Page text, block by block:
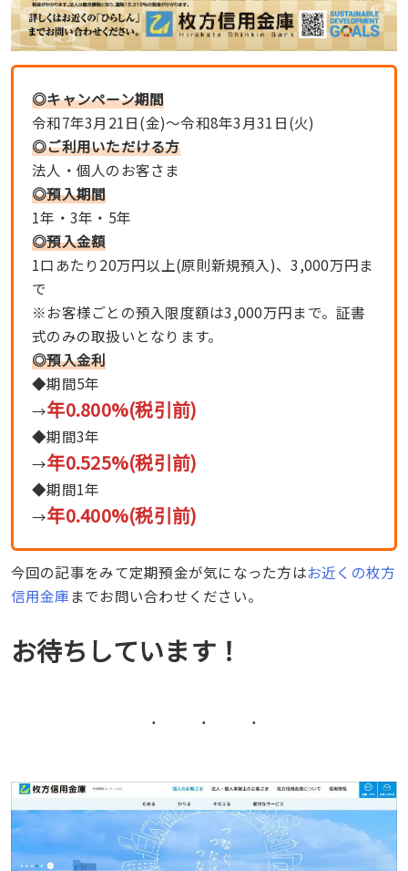
◎キャンペーン期間
令和7年3月21日(金)〜令和8年3月31日(火)
◎ご利用いただける方
法人・個人のお客さま
◎預入期間
1年・3年・5年
◎預入金額
1口あたり20万円以上(原則新規預入)、3,000万円ま
で
※お客様ごとの預入限度額は3,000万円まで。証書
式のみの取扱いとなります。
◎預入金利
◆期間5年
→年0.800%(税引前)
◆期間3年
→年0.525%(税引前)
◆期間1年
→年0.400%(税引前)
今回の記事をみて定期預金が気になった方はお近くの枚方
信用金庫 までお問い合わせください。
お待ちしています！